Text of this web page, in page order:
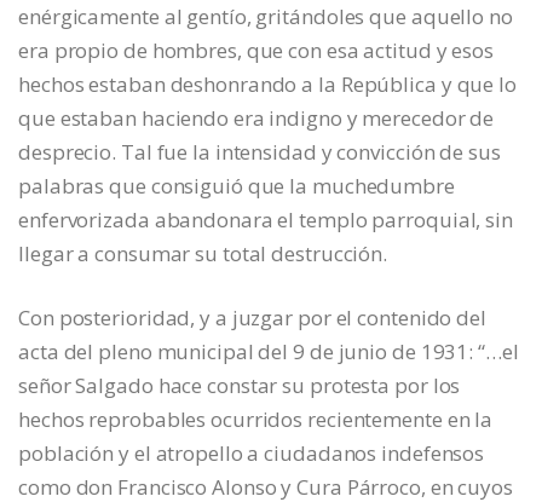
enérgicamente al gentío, gritándoles que aquello no
era propio de hombres, que con esa actitud y esos
hechos estaban deshonrando a la República y que lo
que estaban haciendo era indigno y merecedor de
desprecio. Tal fue la intensidad y convicción de sus
palabras que consiguió que la muchedumbre
enfervorizada abandonara el templo parroquial, sin
llegar a consumar su total destrucción.
Con posterioridad, y a juzgar por el contenido del
acta del pleno municipal del 9 de junio de 1931: “…el
señor Salgado hace constar su protesta por los
hechos reprobables ocurridos recientemente en la
población y el atropello a ciudadanos indefensos
como don Francisco Alonso y Cura Párroco, en cuyos